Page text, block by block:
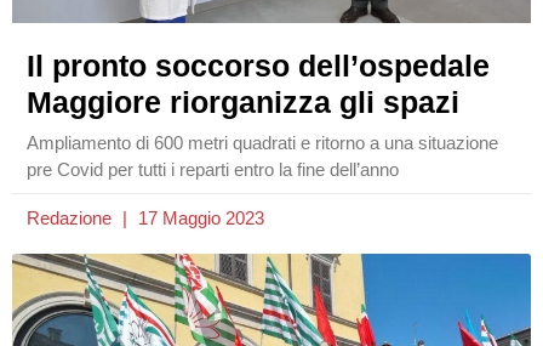
Il pronto soccorso dell’ospedale
Maggiore riorganizza gli spazi
Ampliamento di 600 metri quadrati e ritorno a una situazione
pre Covid per tutti i reparti entro la fine dell’anno
Redazione 17 Maggio 2023